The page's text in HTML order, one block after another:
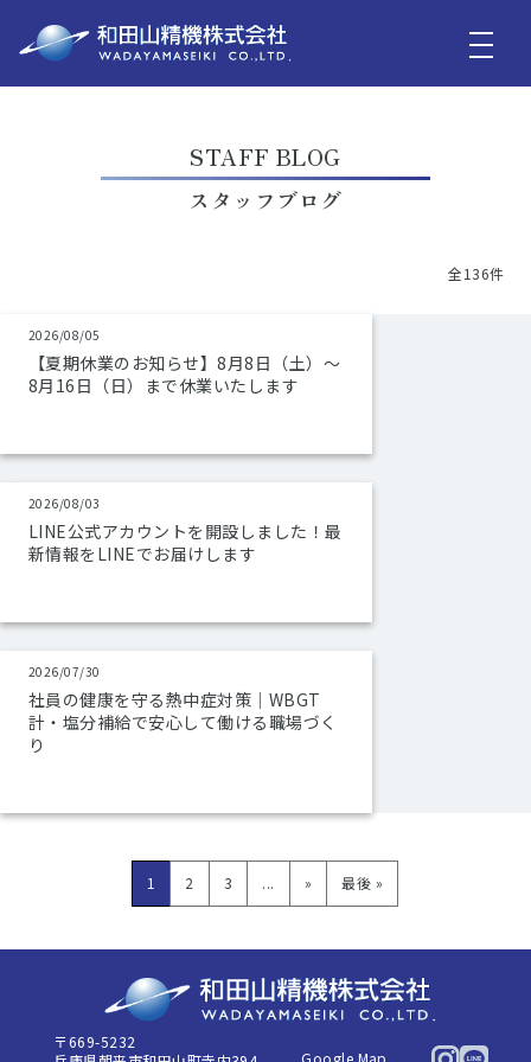
STAFF BLOG
スタッフブログ
全136件
2026/08/05
【夏期休業のお知らせ】8月8日（土）～
8月16日（日）まで休業いたします
2026/08/03
LINE公式アカウントを開設しました！最
新情報をLINEでお届けします
2026/07/30
社員の健康を守る熱中症対策｜WBGT
計・塩分補給で安心して働ける職場づく
り
1 2 3 ... » 最後 »
〒669-5232